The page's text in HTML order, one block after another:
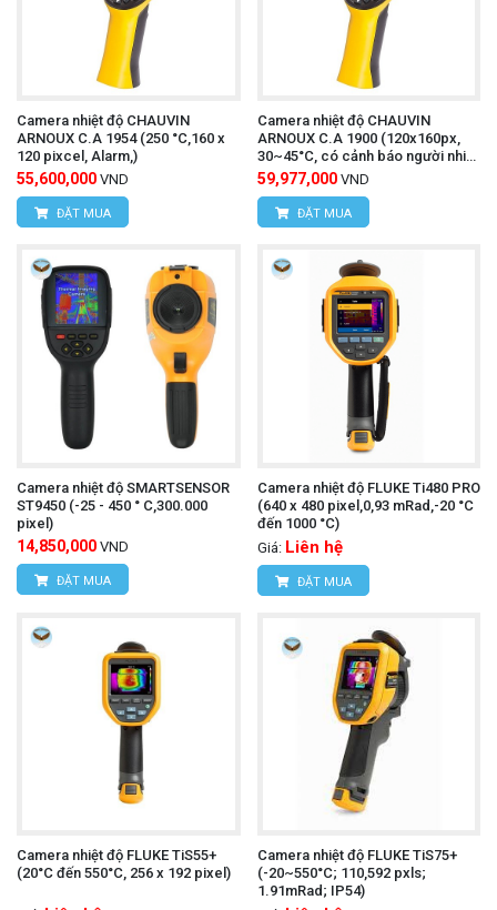
Camera nhiệt độ CHAUVIN
ARNOUX C.A 1954 (250 °C,160 x
120 pixcel, Alarm,)
55,600,000 VND
ĐẶT MUA
Camera nhiệt độ CHAUVIN
ARNOUX C.A 1900 (120x160px,
30~45°C, có cảnh báo người nhiệt
độ cao)
59,977,000 VND
ĐẶT MUA
Camera nhiệt độ SMARTSENSOR
ST9450 (-25 - 450 ° C,300.000
pixel)
14,850,000 VND
ĐẶT MUA
Camera nhiệt độ FLUKE Ti480 PRO
(640 x 480 pixel,0,93 mRad,-20 °C
đến 1000 °C)
Giá: Liên hệ
ĐẶT MUA
Camera nhiệt độ FLUKE TiS55+
(20°C đến 550°C, 256 x 192 pixel)
Camera nhiệt độ FLUKE TiS75+
(-20~550°C; 110,592 pxls;
1.91mRad; IP54)